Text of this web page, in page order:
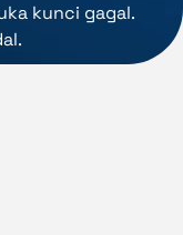
kunci gagal.